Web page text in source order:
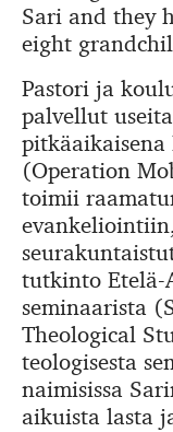
Sari and they
eight
Pastori ja
palvellut
(Operation
toimii
tutkinto Etelä-
seminaarista
Theological
teologisesta
naimisissa
aikuista lasta